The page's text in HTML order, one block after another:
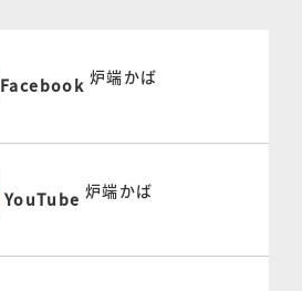
Facebook 炉端かば
YouTube 炉端かば